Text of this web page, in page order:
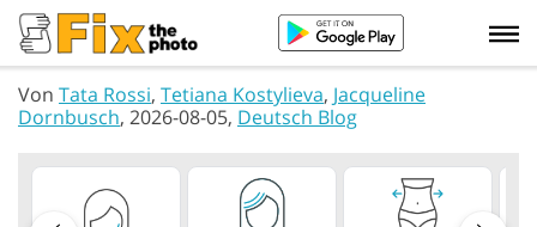
Von Tata Rossi, Tetiana Kostylieva, Jacqueline
Dornbusch, 2026-08-05, Deutsch Blog